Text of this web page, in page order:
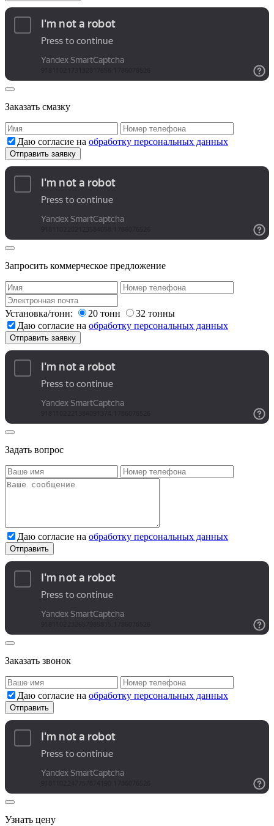
Заказать смазку
Даю согласие на обработку персональных данных
Запросить коммерческое предложение
Установка/тонн: 20 тонн
32 тонны
Даю согласие на обработку персональных данных
Задать вопрос
Даю согласие на обработку персональных данных
Заказать звонок
Даю согласие на обработку персональных данных
Узнать цену